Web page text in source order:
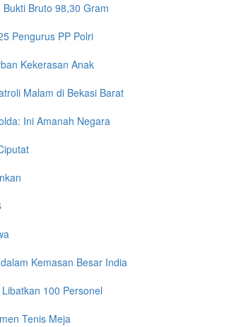
Bruto 98,30 Gram
Pengurus PP Polri
Kekerasan Anak
Malam di Bekasi Barat
Ini Amanah Negara
Kemasan Besar India
100 Personel
Tenis Meja